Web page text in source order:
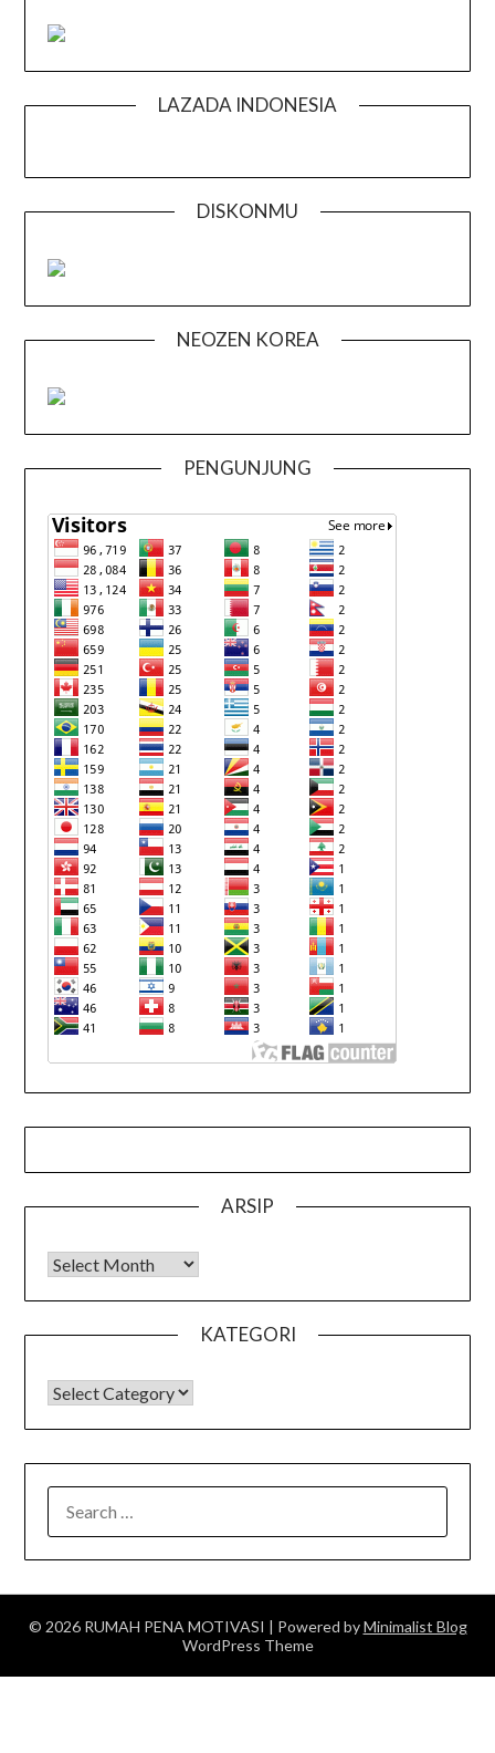
LAZADA INDONESIA
DISKONMU
NEOZEN KOREA
PENGUNJUNG
ARSIP
Arsip
KATEGORI
KATEGORI
FOR:
© 2026 RUMAH PENA MOTIVASI | Powered byMinimalist Blog
WordPress Theme